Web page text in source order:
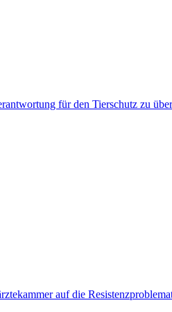
für den Tierschutz zu
auf die